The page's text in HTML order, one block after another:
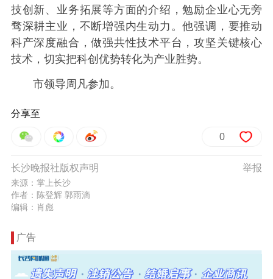
技创新、业务拓展等方面的介绍，勉励企业心无旁
骛深耕主业，不断增强内生动力。他强调，要推动
科产深度融合，做强共性技术平台，攻坚关键核心
技术，切实把科创优势转化为产业胜势。
市领导周凡参加。
分享至
0
举报
长沙晚报社版权声明
来源：掌上长沙
作者：陈登辉 郭雨滴
编辑：肖彪
广告